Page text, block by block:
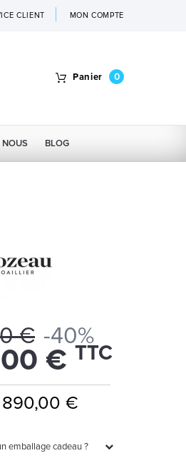
CLIENT MON COMPTE
Panier 0
NOUS BLOG
€ -40%
€ TTC
890,00 €
emballage cadeau ?